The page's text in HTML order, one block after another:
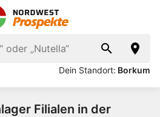
Dein Standort: Borkum
Filialen in der